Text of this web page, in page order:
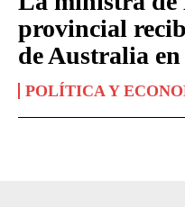
provincial
de Australia
POLÍTICA Y